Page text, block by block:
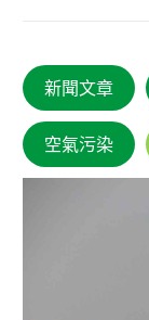
新聞文章
空氣污染